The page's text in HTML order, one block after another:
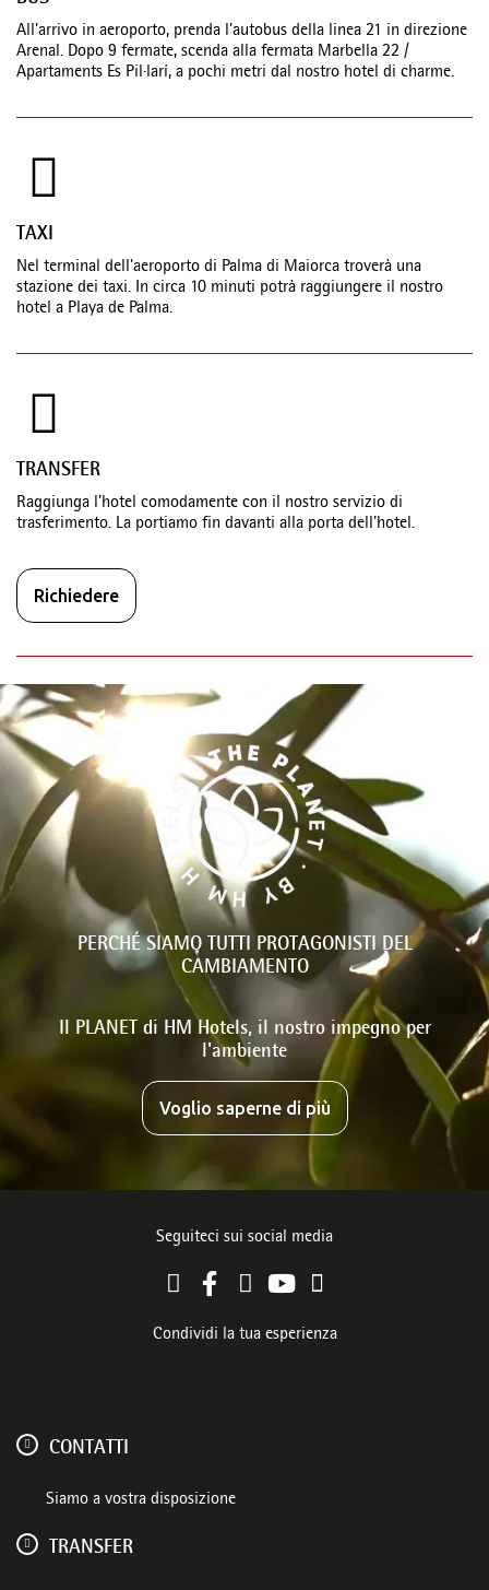
All'arrivo in aeroporto, prenda l'autobus della linea 21 in direzione
Arenal. Dopo 9 fermate, scenda alla fermata Marbella 22 /
Apartaments Es Pil·larí, a pochi metri dal nostro hotel di charme.
TAXI
Nel terminal dell'aeroporto di Palma di Maiorca troverà una
stazione dei taxi. In circa 10 minuti potrà raggiungere il nostro
hotel a Playa de Palma.
TRANSFER
Raggiunga l'hotel comodamente con il nostro servizio di
trasferimento. La portiamo fin davanti alla porta dell'hotel.
Richiedere
PERCHÉ SIAMO TUTTI PROTAGONISTI DEL
CAMBIAMENTO
Il PLANET di HM Hotels, il nostro impegno per
l'ambiente
Voglio saperne di più
Seguiteci sui social media
Condividi la tua esperienza
CONTATTI
Siamo a vostra disposizione
TRANSFER